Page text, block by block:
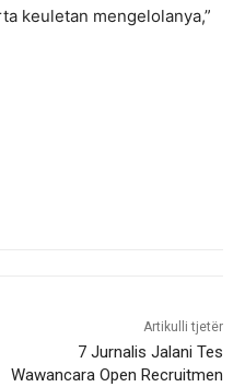
keuletan mengelolanya,”
Artikulli tjetër
7 Jurnalis Jalani Tes
Wawancara Open Recruitmen